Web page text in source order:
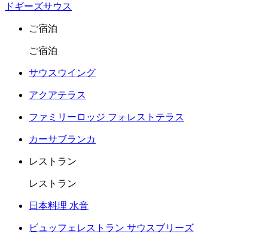
ドギーズサウス
ご宿泊
ご宿泊
サウスウイング
アクアテラス
ファミリーロッジ フォレストテラス
カーサブランカ
レストラン
レストラン
日本料理 水音
ビュッフェレストラン サウスブリーズ